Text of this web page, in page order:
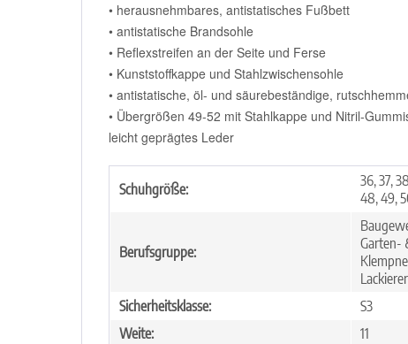
• herausnehmbares, antistatisches Fußbett
• antistatische Brandsohle
• Reflexstreifen an der Seite und Ferse
• Kunststoffkappe und Stahlzwischensohle
• antistatische, öl- und säurebeständige,
• Übergrößen 49-52 mit Stahlkappe und Nitril-
leicht geprägtes Leder
Schuhgröße:
36, 37,
48, 49,
Berufsgruppe:
Garten-
Sicherheitsklasse:
S3
Weite:
11